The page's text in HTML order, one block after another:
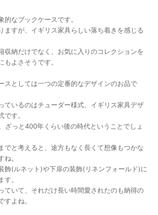
的なブックケースです。
ますが、イギリス家具らしい落ち着きを感じる
収納だけでなく、お気に入りのコレクションを
よさそうです。
スとしては一つの定番的なデザインのお品で
ているのはチューダー様式、イギリス家具デザ
す。
ざっと400年くらい後の時代ということでしょ
でと考えると、途方もなく長くて想像もつかな
。
飾(ルネット)や下扉の装飾(リネンフォールド)に
。
ていて、それだけ長い時間愛されたのも納得の
すよね。